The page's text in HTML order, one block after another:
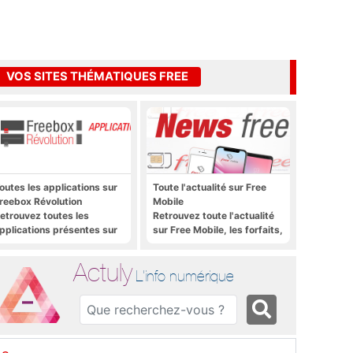
VOS SITES THÉMATIQUES FREE
les applications sur
Révolution
toutes les
présentes sur
Toute l'actualité sur Free
Mobile
Retrouvez toute l'actualité
sur Free Mobile, les forfaits,
bien plus encore
Actuly L'info numérique